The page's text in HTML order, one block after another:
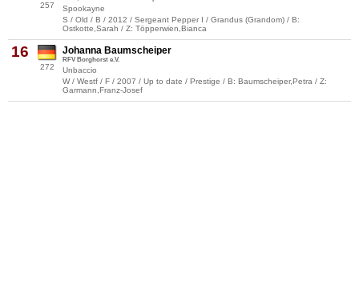
257
Spookayne
S / Old / B / 2012 / Sergeant Pepper I / Grandus (Grandom) / B:
Ostkotte,Sarah / Z: Töpperwien,Bianca
16
272
Johanna Baumscheiper
RFV Borghorst e.V.
Unbaccio
W / Westf / F / 2007 / Up to date / Prestige / B: Baumscheiper,Petra / Z:
Garmann,Franz-Josef